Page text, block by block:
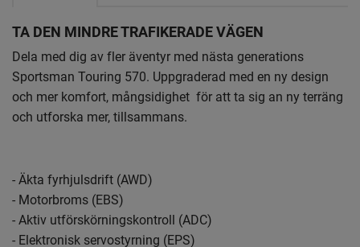
TA DEN MINDRE TRAFIKERADE VÄGEN
Dela med dig av fler äventyr med nästa generations
Sportsman Touring 570. Uppgraderad med en ny design
och mer komfort, mångsidighet för att ta sig an ny terräng
och utforska mer, tillsammans.
- Äkta fyrhjulsdrift (AWD)
- Motorbroms (EBS)
- Aktiv utförskörningskontroll (ADC)
- Elektronisk servostyrning (EPS)